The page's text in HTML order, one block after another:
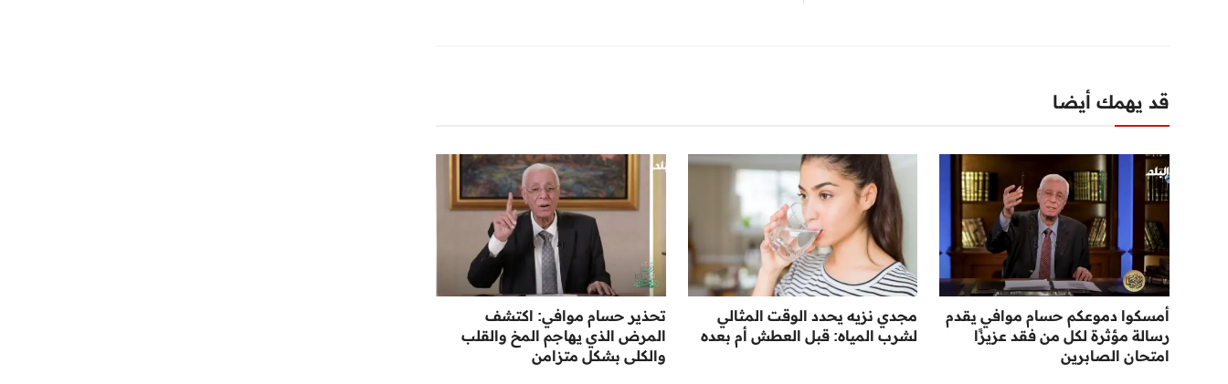
قد يهمك أيضا
أمسكوا دموعكم حسام موافي يقدم
رسالة مؤثرة لكل من فقد عزيزًا
امتحان الصابرين
مجدي نزيه يحدد الوقت المثالي
لشرب المياه: قبل العطش أم بعده
تحذير حسام موافي: اكتشف
المرض الذي يهاجم المخ والقلب
والكلى بشكل متزامن